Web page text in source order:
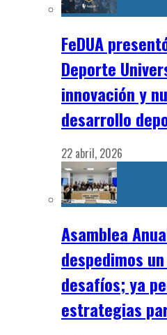
FeDUA
Deporte
innovación y
desarrollo
22 abril, 2026
Asamblea
despedimos
desafíos; ya
estrategias